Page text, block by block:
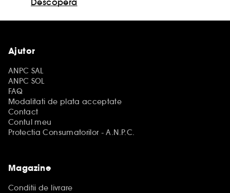
Descopera
Ajutor
ANPC SAL
ANPC SOL
FAQ
Modalitati de plata acceptate
Contact
Contul meu
Protectia Consumatorilor - A.N.P.C.
Magazine
Conditii de livrare